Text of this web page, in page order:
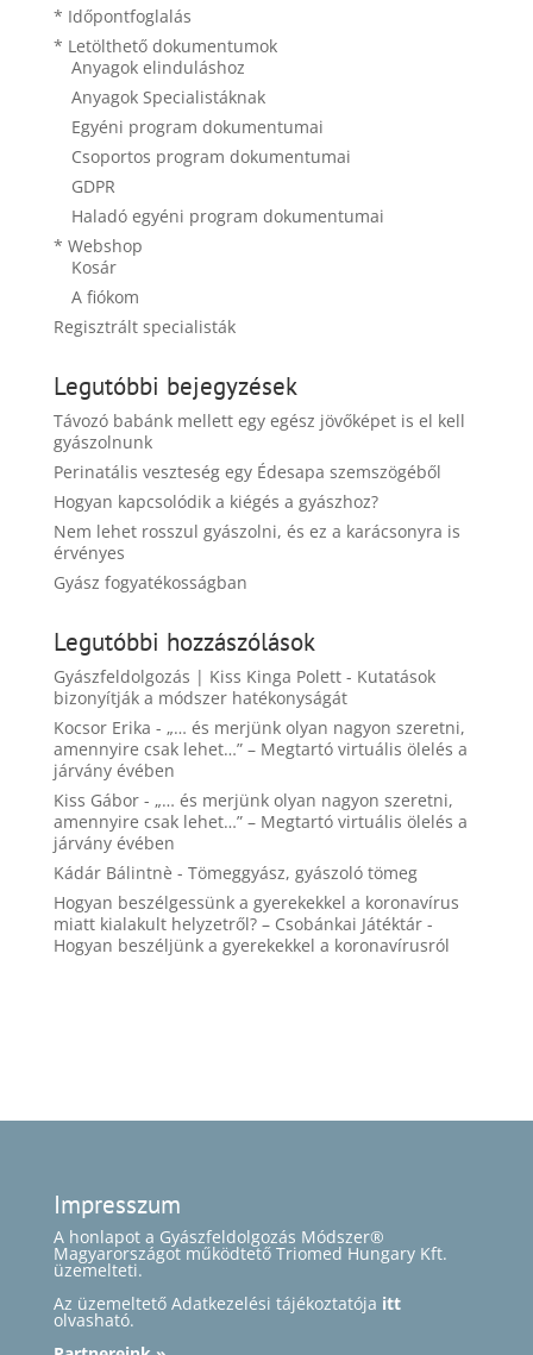
* Időpontfoglalás
* Letölthető dokumentumok
Anyagok elinduláshoz
Anyagok Specialistáknak
Egyéni program dokumentumai
Csoportos program dokumentumai
GDPR
Haladó egyéni program dokumentumai
* Webshop
Kosár
A fiókom
Regisztrált specialisták
Legutóbbi bejegyzések
Távozó babánk mellett egy egész jövőképet is el kell
gyászolnunk
Perinatális veszteség egy Édesapa szemszögéből
Hogyan kapcsolódik a kiégés a gyászhoz?
Nem lehet rosszul gyászolni, és ez a karácsonyra is
érvényes
Gyász fogyatékosságban
Legutóbbi hozzászólások
Gyászfeldolgozás | Kiss Kinga Polett- Kutatások
bizonyítják a módszer hatékonyságát
Kocsor Erika - „… és merjünk olyan nagyon szeretni,
amennyire csak lehet…” – Megtartó virtuális ölelés a
járvány évében
Kiss Gábor- „… és merjünk olyan nagyon szeretni,
amennyire csak lehet…” – Megtartó virtuális ölelés a
járvány évében
Kádár Bálintnè - Tömeggyász, gyászoló tömeg
Hogyan beszélgessünk a gyerekekkel a koronavírus
miatt kialakult helyzetről? – Csobánkai Játéktár-
Hogyan beszéljünk a gyerekekkel a koronavírusról
Impresszum
A honlapot a Gyászfeldolgozás Módszer®
Magyarországot működtető Triomed Hungary Kft.
üzemelteti.
Az üzemeltető Adatkezelési tájékoztatója itt
olvasható.